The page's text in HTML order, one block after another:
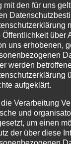
mit den für uns
über
uns erhobenen,
werden
aufgeklärt.
Verarbeitung
und
um einen
der über diese